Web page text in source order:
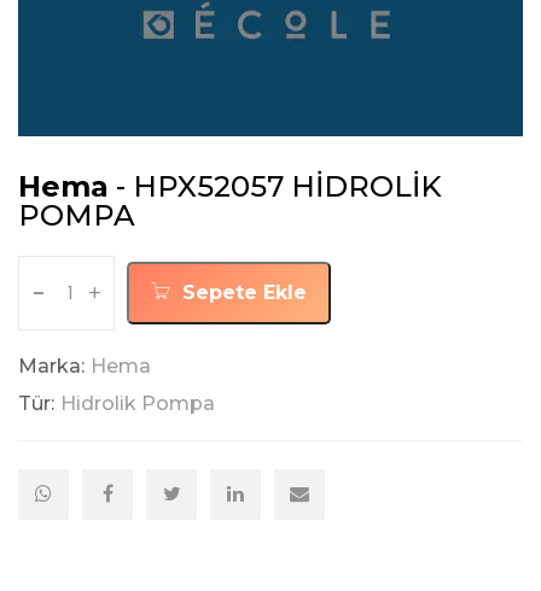
Hema - HPX52057 HİDROLİK
POMPA
- + Sepete Ekle
Marka: Hema
Tür: Hidrolik Pompa